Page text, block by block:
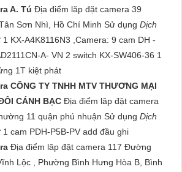
A. Tú Địa điểm lăp đặt camera 39
Sơn Nhì, Hồ Chí Minh Sử dụng Dịch
1 KX-A4K8116N3 ,Camera: 9 cam DH -
A- VN 2 switch KX-SW406-36 1
1T kiệt phát
CÔNG TY TNHH MTV THƯƠNG MẠI
CÁNH BẠC Địa điểm lăp đặt camera
11 quận phú nhuận Sử dụng Dịch
1 cam PDH-P5B-PV add đầu ghi
Địa điểm lăp đặt camera 117 Đường
Lộc , Phường Bình Hưng Hòa B, Bình